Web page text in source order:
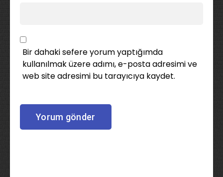
Bir dahaki sefere yorum yaptığımda
kullanılmak üzere adımı, e-posta adresimi ve
web site adresimi bu tarayıcıya kaydet.